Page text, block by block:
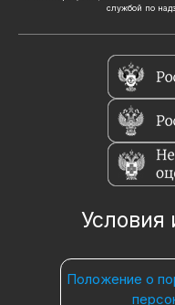
службой по
Условия
Положение о